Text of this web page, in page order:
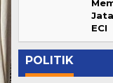
ECI
POLITIK
Lubang
Kembali
53, Jatam:
In Berita, Daerah,